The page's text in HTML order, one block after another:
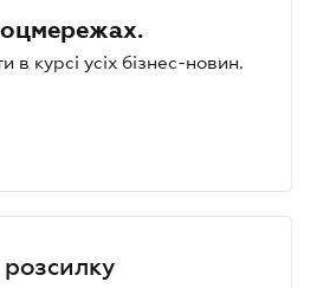
в курсі усіх бізнес-новин.
розсилку